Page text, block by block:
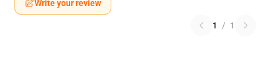
Write your review
1 / 1